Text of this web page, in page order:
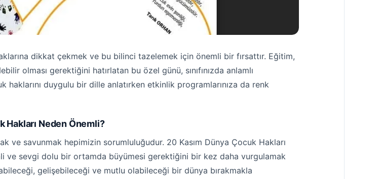
dikkat çekmek ve bu bilinci tazelemek için önemli bir fırsattır. Eğitim,
olması gerektiğini hatırlatan bu özel günü, sınıfınızda anlamlı
duygulu bir dille anlatırken etkinlik programlarınıza da renk
Hakları Neden Önemli?
ve savunmak hepimizin sorumluluğudur. 20 Kasım Dünya Çocuk Hakları
ve sevgi dolu bir ortamda büyümesi gerektiğini bir kez daha vurgulamak
gelişebileceği ve mutlu olabileceği bir dünya bırakmakla